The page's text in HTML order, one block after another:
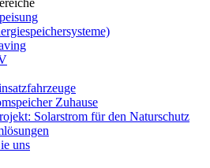
Zuhause
Solarstrom für den Naturschutz
uns